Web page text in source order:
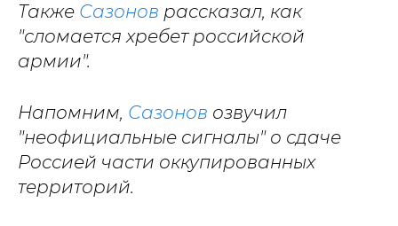
Также Сазонов рассказал, как
"сломается хребет российской
армии".
Напомним, Сазонов озвучил
"неофициальные сигналы" о сдаче
Россией части оккупированных
территорий.